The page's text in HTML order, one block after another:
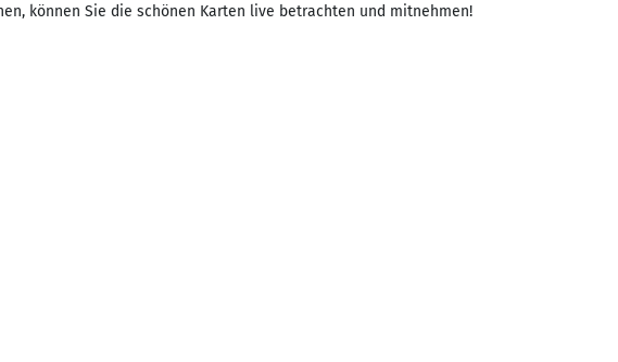
können Sie die schönen Karten live betrachten und mitnehmen!